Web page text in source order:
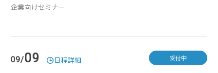
企業向けセミナー
09/09 日程詳細 受付中